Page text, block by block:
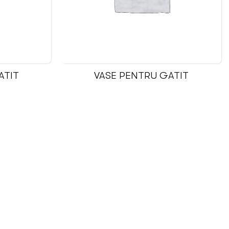
VASE PENTRU GATIT